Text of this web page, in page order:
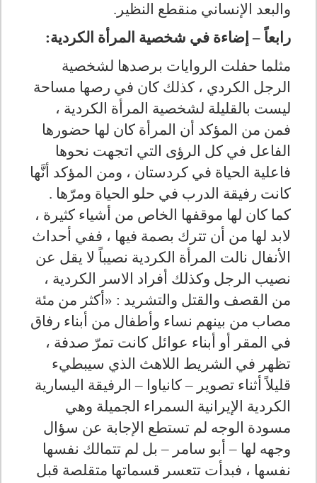
والبعد الإنساني منقطع النظير.
رابعاً – إضاءة في شخصية المرأة الكردية:
مثلما حفلت الروايات برصدها لشخصية
الرجل الكردي ، كذلك كان في رصها مساحة
ليست بالقليلة لشخصية المرأة الكردية ،
فمن من المؤكد أن المرأة كان لها حضورها
الفاعل في كل الرؤى التي اتجهت نحوها
فاعلية الحياة في كردستان ، ومن المؤكد أنَّها
كانت رفيقة الدرب في حلو الحياة ومرّها .
كما كان لها موقفها الخاص من أشياء كثيرة ،
لابد لها من أن تترك بصمة فيها ، ففي أحداث
الأنفال نالت المرأة الكردية نصيباً لا يقل عن
نصيب الرجل وكذلك أفراد الاسر الكردية ،
من القصف والقتل والتشريد : «أكثر من مئة
مصاب من بينهم نساء وأطفال من أبناء رفاق
في المقر أو أبناء عوائل كانت تمرّ صدفة ،
تظهر في الشريط اللاهث الذي سيبطيء
قليلاً أثناء تصوير – كانياوا – الرفيقة اليسارية
الكردية الإيرانية السمراء الجميلة وهي
مسودة الوجه لم تستطع الإجابة عن سؤال
وجهه لها – أبو سامر – بل لم تتمالك نفسها
نفسها ، فبدأت تتعسر قسماتها متقلصة قبل